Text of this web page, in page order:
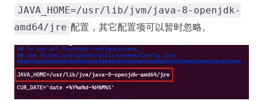
JAVA_HOME=/usr/lib/jvm/java-8-openjdk-
amd64/jre 配置，其它配置项可以暂时忽略。